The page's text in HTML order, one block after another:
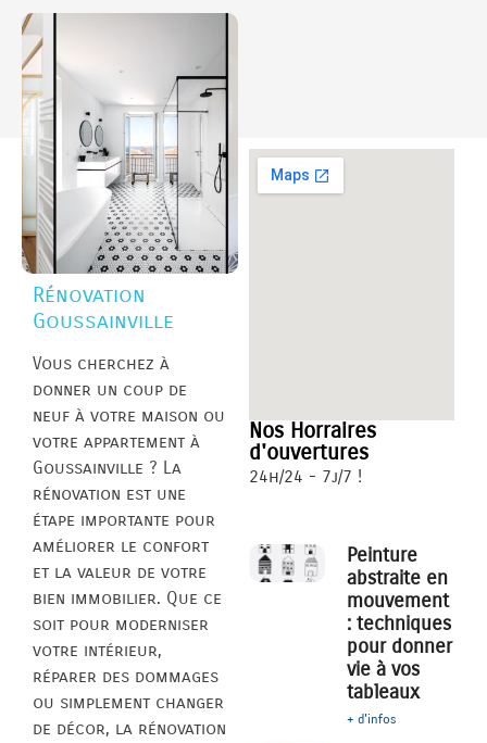
Rénovation
Goussainville
Vous cherchez à
donner un coup de
neuf à votre maison ou
votre appartement à
Goussainville ? La
rénovation est une
étape importante pour
améliorer le confort
et la valeur de votre
bien immobilier. Que ce
soit pour moderniser
votre intérieur,
réparer des dommages
ou simplement changer
de décor, la rénovation
Nos Horraires
d'ouvertures
24h/24 - 7j/7 !
Peinture
abstraite en
mouvement
: techniques
pour donner
vie à vos
tableaux
+ d'infos